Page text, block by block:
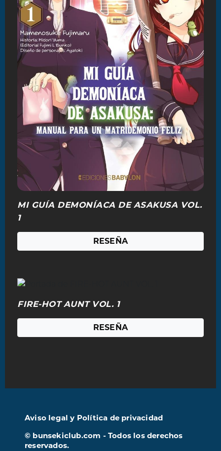
MI GUÍA DEMONÍACA DE ASAKUSA VOL.
1
RESEÑA
FIRE-HOT AUNT VOL. 1
RESEÑA
Aviso legal y Política de privacidad
© bunsekiclub.com - Todos los derechos
reservados.